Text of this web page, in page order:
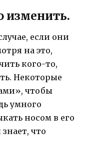
изменить.
если они
на это,
кого-то,
Некоторые
чтобы
умного
носом в его
что